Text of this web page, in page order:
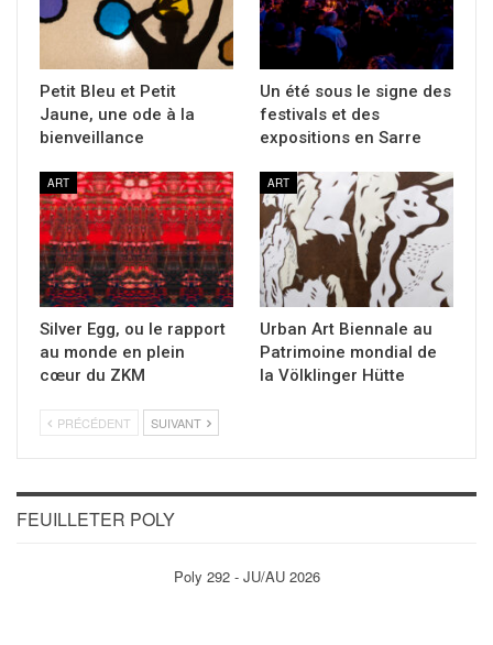
Petit Bleu et Petit
Jaune, une ode à la
bienveillance
Un été sous le signe des
festivals et des
expositions en Sarre
ART
Silver Egg, ou le rapport
au monde en plein
cœur du ZKM
ART
Urban Art Biennale au
Patrimoine mondial de
la Völklinger Hütte
PRÉCÉDENT SUIVANT
FEUILLETER POLY
Poly 292 - JU/AU 2026